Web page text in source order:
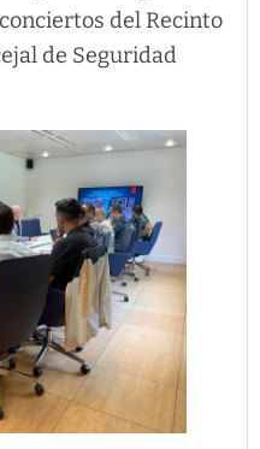
del Recinto
de Seguridad